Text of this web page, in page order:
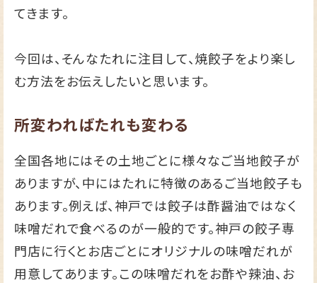
てきます。
今回は、そんなたれに注目して、焼餃子をより楽し
む方法をお伝えしたいと思います。
所変わればたれも変わる
全国各地にはその土地ごとに様々なご当地餃子が
ありますが、中にはたれに特徴のあるご当地餃子も
あります。例えば、神戸では餃子は酢醤油ではなく
味噌だれで食べるのが一般的です。神戸の餃子専
門店に行くとお店ごとにオリジナルの味噌だれが
用意してあります。この味噌だれをお酢や辣油、お